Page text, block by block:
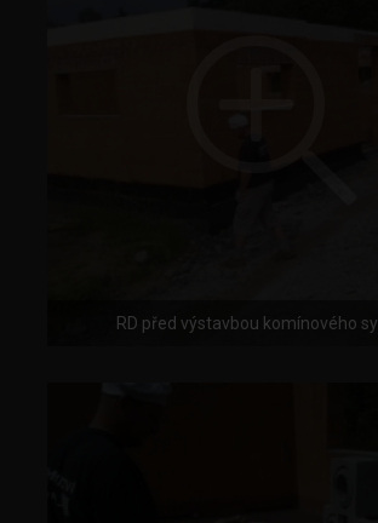
RD před výstavbou komínového